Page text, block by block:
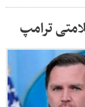
ترامپ